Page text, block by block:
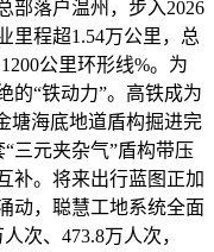
部落户温州，步入2026
里程超1.54万公里，总
公里环形线%。为
的“铁动力”。高铁成为
塘海底地道盾构掘进完
三元夹杂气”盾构带压
补。将来出行蓝图正加
动，聪慧工地系统全面
次、473.8万人次，